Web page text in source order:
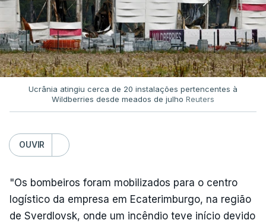
Ucrânia atingiu cerca de 20 instalações pertencentes à
Wildberries desde meados de julho Reuters
OUVIR
"Os bombeiros foram mobilizados para o centro
logístico da empresa em Ecaterimburgo, na região
de Sverdlovsk, onde um incêndio teve início devido